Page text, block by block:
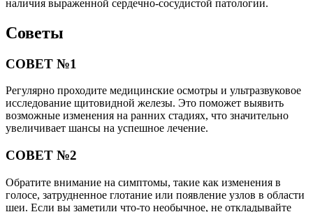
наличия выраженной сердечно-сосудистой патологии.
Советы
СОВЕТ №1
Регулярно проходите медицинские осмотры и ультразвуковое
исследование щитовидной железы. Это поможет выявить
возможные изменения на ранних стадиях, что значительно
увеличивает шансы на успешное лечение.
СОВЕТ №2
Обратите внимание на симптомы, такие как изменения в
голосе, затрудненное глотание или появление узлов в области
шеи. Если вы заметили что-то необычное, не откладывайте